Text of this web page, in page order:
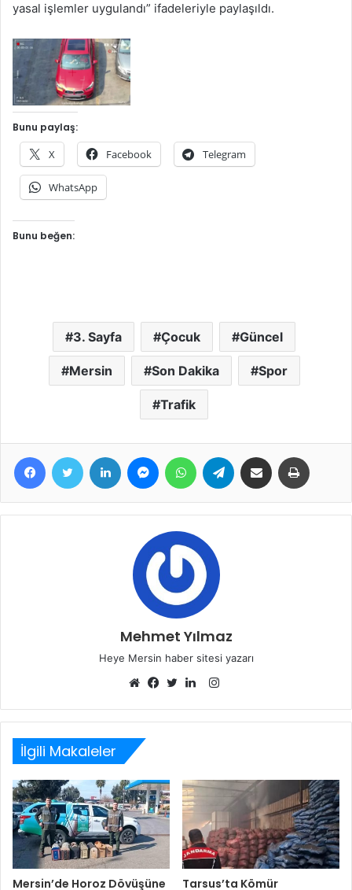
yasal işlemler uygulandı” ifadeleriyle paylaşıldı.
Bunu paylaş:
X Facebook Telegram
WhatsApp
Bunu beğen:
3. Sayfa Çocuk Güncel
Mersin Son Dakika Spor
Trafik
FacebookTwitter LinkedIn MessengerWhatsAppTelegram E-Posta ile paylaş
Mehmet Yılmaz
Heye Mersin haber sitesi yazarı
sitesi
Instagram
İlgili Makaleler
Mersin’de Horoz Dövüşüne Tarsus’ta Kömür